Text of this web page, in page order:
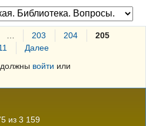
203 204
205
Далее
должны войти или
из 3 159